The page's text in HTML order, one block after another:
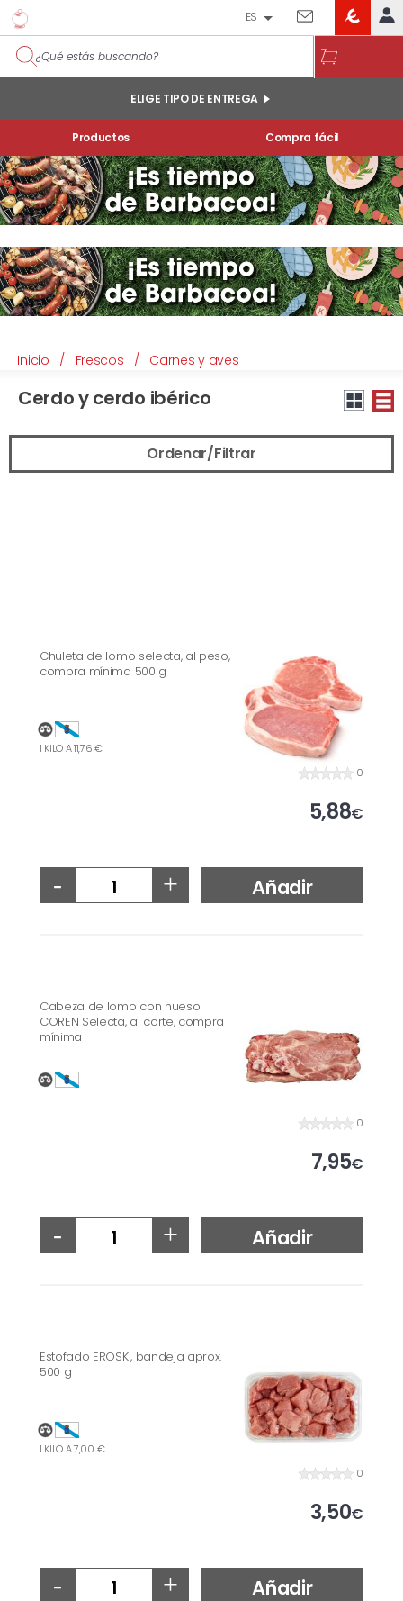
MI CUENTA
Pedidos online
Mis productos comprados en tienda y online
ES
CLUB
Productos
ELIGE TIPO DE ENTREGA
Compra fácil
Inicio / Frescos / Carnes y aves
Cerdo y cerdo ibérico
Ordenar/Filtrar
Chuleta de lomo selecta, al peso,
compra mínima 500 g
0
1 KILO A 11,76 €
5,88€
- + Añadir
Cabeza de lomo con hueso
COREN Selecta, al corte, compra
mínima
0
7,95€
- + Añadir
Estofado EROSKI, bandeja aprox.
500 g
0
1 KILO A 7,00 €
3,50€
- + Añadir